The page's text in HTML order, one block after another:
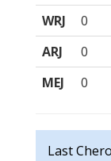
WRJ
0
ARJ
0
MEJ
0
Last